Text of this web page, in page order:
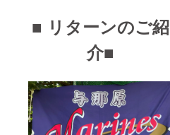
■ リターンのご紹
介■